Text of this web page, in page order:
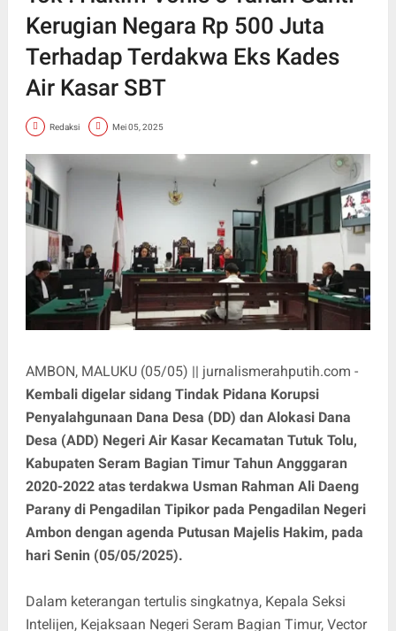
Kerugian Negara Rp 500 Juta
Terhadap Terdakwa Eks Kades
Air Kasar SBT
Redaksi Mei 05, 2025
AMBON, MALUKU (05/05) || jurnalismerahputih.com -
Kembali digelar sidang Tindak Pidana Korupsi
Penyalahgunaan Dana Desa (DD) dan Alokasi Dana
Desa (ADD) Negeri Air Kasar Kecamatan Tutuk Tolu,
Kabupaten Seram Bagian Timur Tahun Angggaran
2020-2022 atas terdakwa Usman Rahman Ali Daeng
Parany di Pengadilan Tipikor pada Pengadilan Negeri
Ambon dengan agenda Putusan Majelis Hakim, pada
hari Senin (05/05/2025).
Dalam keterangan tertulis singkatnya, Kepala Seksi
Intelijen, Kejaksaan Negeri Seram Bagian Timur, Vector